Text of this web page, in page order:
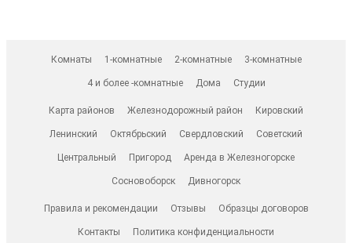
Комнаты 1-комнатные 2-комнатные 3-комнатные
4 и более -комнатные Дома Студии
Карта районов Железнодорожный район Кировский
Ленинский Октябрьский Свердловский Советский
Центральный Пригород Аренда в Железногорске
Сосновоборск Дивногорск
Правила и рекомендации Отзывы Образцы договоров
Контакты Политика конфиденциальности